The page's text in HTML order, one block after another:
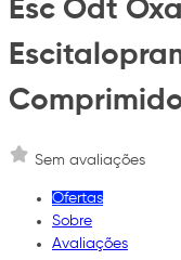
Esc Odt
Sem avaliações
Ofertas
Sobre
Avaliações